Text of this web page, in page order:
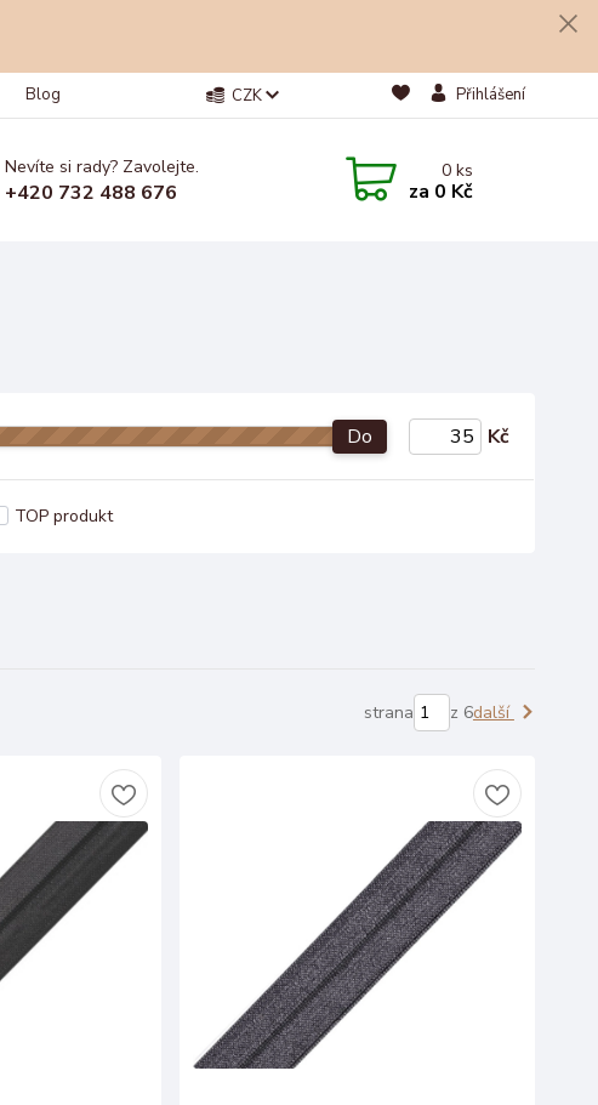
Blog CZK Přihlášení
Nevíte si rady? Zavolejte.
+420 732 488 676
0ks
za 0 Kč
Do Kč
TOP produkt
strana z 6další